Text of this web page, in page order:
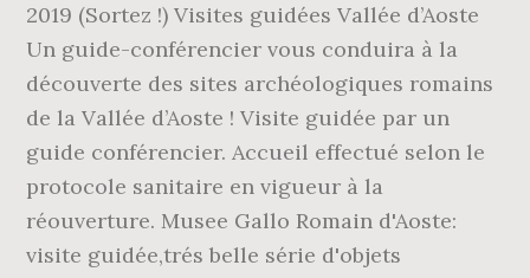
2019 (Sortez !) Visites guidées Vallée d’Aoste
Un guide-conférencier vous conduira à la
découverte des sites archéologiques romains
de la Vallée d’Aoste ! Visite guidée par un
guide conférencier. Accueil effectué selon le
protocole sanitaire en vigueur à la
réouverture. Musee Gallo Romain d'Aoste:
visite guidée,trés belle série d'objets